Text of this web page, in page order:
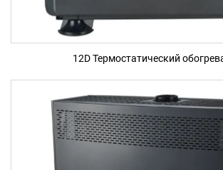
12D Термостатический